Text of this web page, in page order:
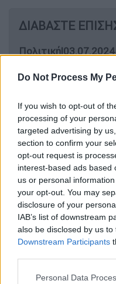
Do Not Process My
If you wish to opt-out of
processing of your
targeted advertising by
section to confirm your
opt-out request is
interest-based ads based
us or personal
your opt-out. You may
disclosure of your
IAB’s list of downstream
also be disclosed by us
Downstream Participants
Please note that this
Personal Data
ΔΙΑΒΑΣΤΕ
Πολιτική|
διαγραφή»
την έδρα
ΗΝέα Δημοκρατία
στάση απέναντι,
ψηφοφόρους μας,
Ελλήνων πολιτών»
Αυγενάκηαπό την
παράλληλα
ΣΥΡΙΖΑ
«υποκριτικό να